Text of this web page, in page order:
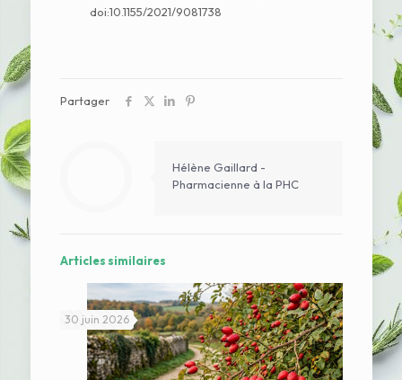
doi:10.1155/2021/9081738
Partager
Hélène Gaillard -
Pharmacienne à la PHC
Articles similaires
30 juin 2026